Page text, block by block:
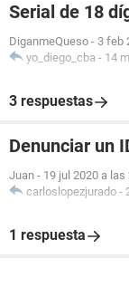
Serial de 18
DiganmeQueso - 3 feb
yo_diego_cba - 14
3 respuestas
Denunciar un
Juan - 19 jul 2020 a las
carloslopezjurado -
1 respuesta